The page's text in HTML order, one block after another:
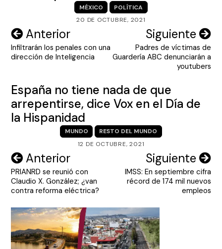
MÉXICO
POLÍTICA
20 DE OCTUBRE, 2021
Navegación
de
Anterior
Infiltrarán los penales con una
dirección de Inteligencia
Siguiente
Padres de víctimas de
Guardería ABC denunciarán a
youtubers
España no tiene nada de que
arrepentirse, dice Vox en el Día de
la Hispanidad
MUNDO
RESTO DEL MUNDO
12 DE OCTUBRE, 2021
Navegación
de
entradas
Anterior
PRIANRD se reunió con
Claudio X. González; ¿van
contra reforma eléctrica?
Siguiente
IMSS: En septiembre cifra
récord de 174 mil nuevos
empleos